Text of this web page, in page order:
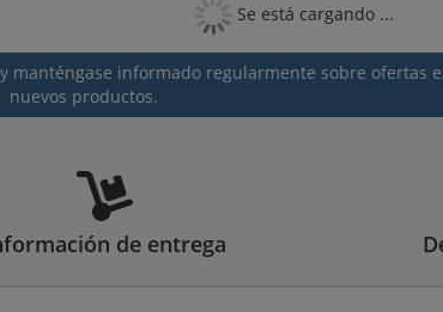
Se está cargando ...
manténgase informado regularmente sobre ofertas
nuevos productos.
de entrega